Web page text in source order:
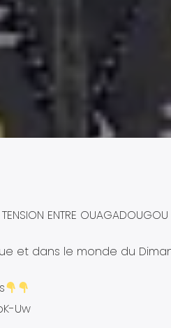
ENTRE OUAGADOUGOU
et dans le monde du
Uw